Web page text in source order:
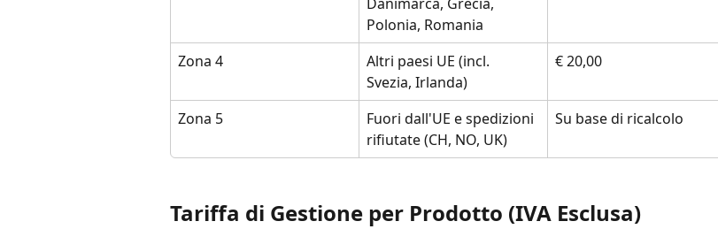
Danimarca, Grecia,
Polonia, Romania
Zona 4
Altri paesi UE (incl.
Svezia, Irlanda)
€ 20,00
Zona 5
Fuori dall'UE e spedizioni
rifiutate (CH, NO, UK)
Su base di ricalcolo
Tariffa di Gestione per Prodotto (IVA Esclusa)